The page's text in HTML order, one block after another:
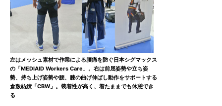
左はメッシュ素材で作業による腰痛を防ぐ日本シグマックス
の「MEDIAID Workers Care」。右は前屈姿勢や立ち姿
勢、持ち上げ姿勢や腰、膝の曲げ伸ばし動作をサポートする
倉敷紡績「CBW」。装着性が高く、着たままでも休憩でき
る